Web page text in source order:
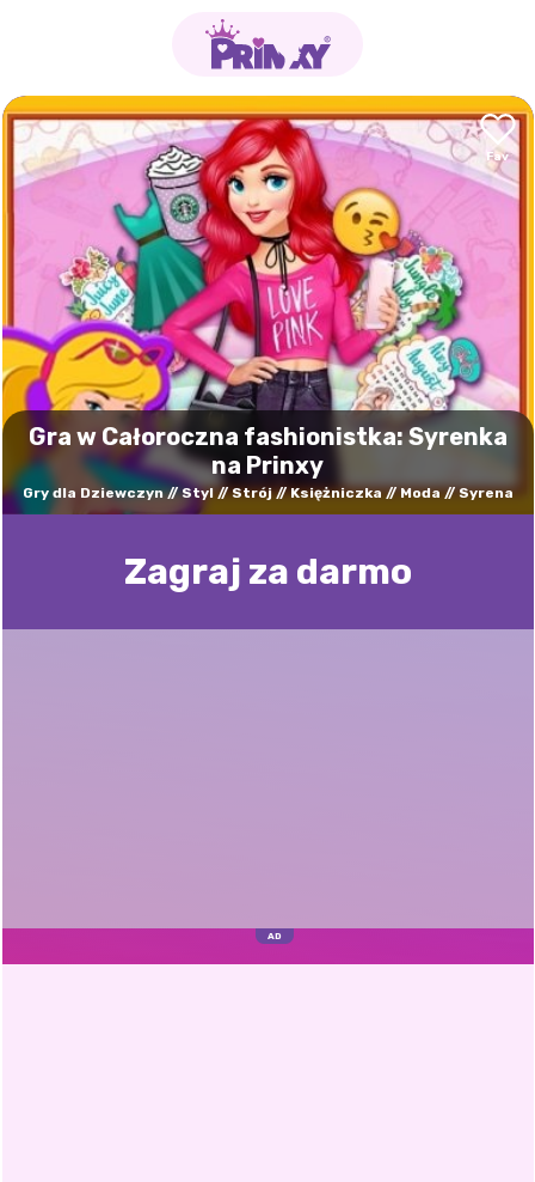
Gra w Całoroczna fashionistka: Syrenka
na Prinxy
Gry dla Dziewczyn Styl Strój Księżniczka Moda Syrena
Zagraj za darmo